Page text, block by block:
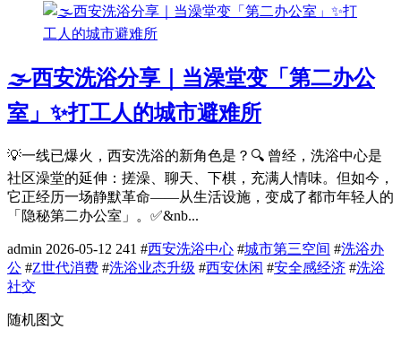
🌫️西安洗浴分享｜当澡堂变「第二办公
室」✨打工人的城市避难所
💡一线已爆火，西安洗浴的新角色是？🔍 曾经，洗浴中心是
社区澡堂的延伸：搓澡、聊天、下棋，充满人情味。但如今，
它正经历一场静默革命——从生活设施，变成了都市年轻人的
「隐秘第二办公室」。✅&nb...
admin 2026-05-12 241 #西安洗浴中心 #城市第三空间 #洗浴办
公 #Z世代消费 #洗浴业态升级 #西安休闲 #安全感经济 #洗浴
社交
随机图文